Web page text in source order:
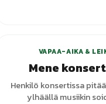
VAPAA-AIKA &
Mene
Henkilö konsertissa
ylhäällä musiikin